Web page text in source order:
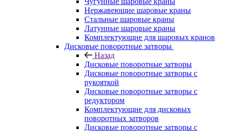
Нержавеющие шаровые краны
Стальные шаровые краны
Латунные шаровые краны
Комплектующие для шаровых кранов
Дисковые поворотные затворы
Назад
Дисковые поворотные затворы
Дисковые поворотные затворы с
рукояткой
Дисковые поворотные затворы с
редуктором
Комплектующие для дисковых
поворотных затворов
Дисковые поворотные затворы с